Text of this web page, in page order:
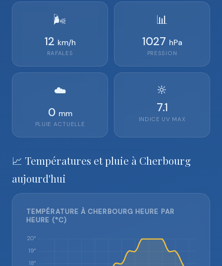
🌬️
12 km/h
RAFALES
📊
1027 hPa
PRESSION
☁️
0 mm
PLUIE ACTUELLE
🔆
7.1
INDICE UV MAX
📈 Températures et pluie à Cherbourg
aujourd'hui
TEMPÉRATURE À CHERBOURG HEURE PAR
HEURE (°C)